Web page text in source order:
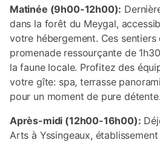
Matinée (9h00-12h00):
dans la forêt du Meygal,
votre hébergement. Ces
promenade ressourçante de
la faune locale. Profitez des
votre gîte: spa, terrasse
pour un moment de pure détente.
Après-midi (12h00-16h00):
Arts à Yssingeaux,